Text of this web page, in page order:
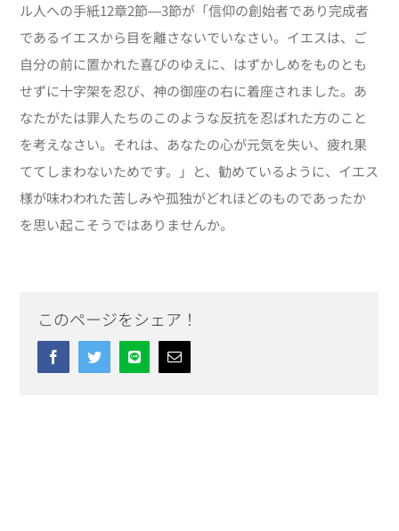
ル人への手紙12章2節―3節が「信仰の創始者であり完成者
であるイエスから目を離さないでいなさい。イエスは、ご
自分の前に置かれた喜びのゆえに、はずかしめをものとも
せずに十字架を忍び、神の御座の右に着座されました。あ
なたがたは罪人たちのこのような反抗を忍ばれた方のこと
を考えなさい。それは、あなたの心が元気を失い、疲れ果
ててしまわないためです。」と、勧めているように、イエス
様が味わわれた苦しみや孤独がどれほどのものであったか
を思い起こそうではありませんか。
このページをシェア！
FacebookTwitterLine Email